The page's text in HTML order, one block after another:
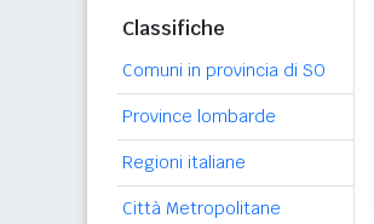
Classifiche
Comuni in provincia di SO
Province lombarde
Regioni italiane
Città Metropolitane